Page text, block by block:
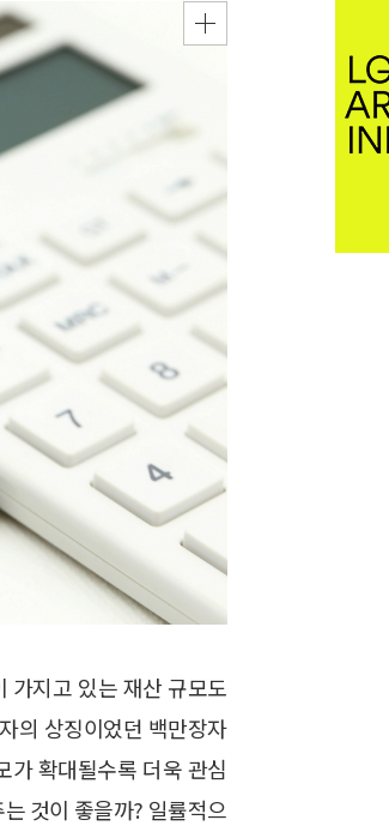
가지고 있는 재산 규모도
의 상징이었던 백만장자
가 확대될수록 더욱 관심
것이 좋을까? 일률적으